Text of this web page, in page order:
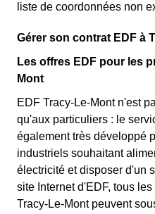
liste de coordonnées non
Gérer son contrat EDF à
Les offres EDF pour les
Mont
EDF Tracy-Le-Mont n'est
qu'aux particuliers : le
également très développé
industriels souhaitant
électricité et disposer d'un
site Internet d'EDF, tous
Tracy-Le-Mont peuvent